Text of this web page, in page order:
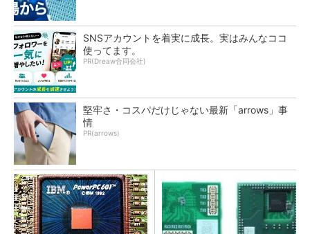
SNSアカウントを着実に成長。実はみんなココ
使ってます。
PR(Dreaw合同会社)
堅牢さ・コスパだけじゃない最新「arrows」事
情
PR(arrows)